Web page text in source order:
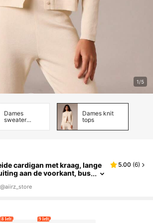
1/5
Dames
sweater
Dames knit
tops
cardigan met kraag, lange
aan de voorkant, bus
klassiek, essentieel, minim
5.00 (6)
@aiirz_store
8 left 9 left